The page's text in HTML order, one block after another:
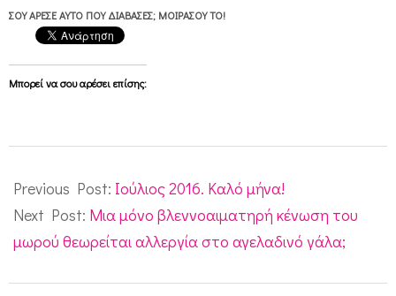
ΣΟΥ ΆΡΕΣΕ ΑΥΤΌ ΠΟΥ ΔΙΆΒΑΣΕΣ; ΜΟΙΡΆΣΟΥ ΤΟ!
Μπορεί να σου αρέσει επίσης:
07-
01
Previous Post: Ιούλιος 2016. Καλό μήνα!
Next Post: Μια μόνο βλεννοαιματηρή κένωση του
μωρού θεωρείται αλλεργία στο αγελαδινό γάλα;